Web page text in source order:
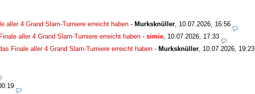
aller 4 Grand Slam-Turniere erreicht haben - Murksknüller, 10.07.2026, 16:56
aller 4 Grand Slam-Turniere erreicht haben - simie, 10.07.2026, 17:33
Finale aller 4 Grand Slam-Turniere erreicht haben - Murksknüller, 10.07.2026, 19:23